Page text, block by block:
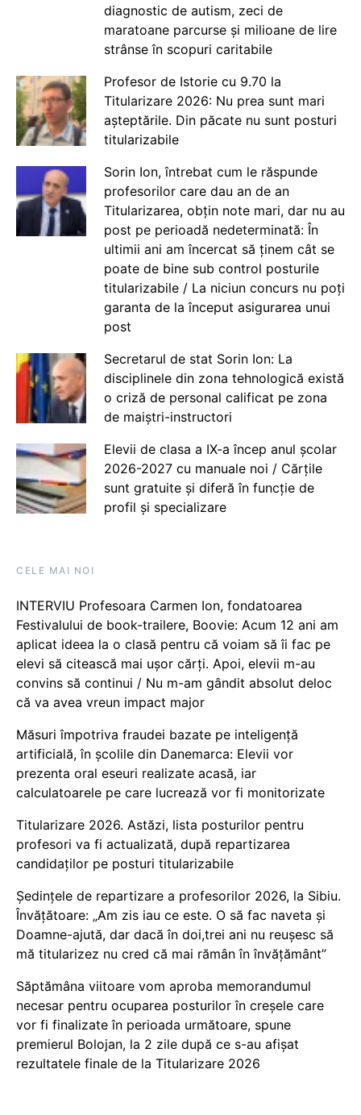
diagnostic de autism, zeci de
maratoane parcurse și milioane de lire
strânse în scopuri caritabile
Profesor de Istorie cu 9.70 la
Titularizare 2026: Nu prea sunt mari
așteptările. Din păcate nu sunt posturi
titularizabile
Sorin Ion, întrebat cum le răspunde
profesorilor care dau an de an
Titularizarea, obțin note mari, dar nu au
post pe perioadă nedeterminată: În
ultimii ani am încercat să ținem cât se
poate de bine sub control posturile
titularizabile / La niciun concurs nu poți
garanta de la început asigurarea unui
post
Secretarul de stat Sorin Ion: La
disciplinele din zona tehnologică există
o criză de personal calificat pe zona
de maiștri-instructori
Elevii de clasa a IX-a încep anul școlar
2026-2027 cu manuale noi / Cărțile
sunt gratuite și diferă în funcție de
profil și specializare
CELE MAI NOI
INTERVIU Profesoara Carmen Ion, fondatoarea
Festivalului de book-trailere, Boovie: Acum 12 ani am
aplicat ideea la o clasă pentru că voiam să îi fac pe
elevi să citească mai ușor cărți. Apoi, elevii m-au
convins să continui / Nu m-am gândit absolut deloc
că va avea vreun impact major
Măsuri împotriva fraudei bazate pe inteligență
artificială, în școlile din Danemarca: Elevii vor
prezenta oral eseuri realizate acasă, iar
calculatoarele pe care lucrează vor fi monitorizate
Titularizare 2026. Astăzi, lista posturilor pentru
profesori va fi actualizată, după repartizarea
candidaților pe posturi titularizabile
Ședințele de repartizare a profesorilor 2026, la Sibiu.
Învățătoare: „Am zis iau ce este. O să fac naveta și
Doamne-ajută, dar dacă în doi,trei ani nu reușesc să
mă titularizez nu cred că mai rămân în învățământ”
Săptămâna viitoare vom aproba memorandumul
necesar pentru ocuparea posturilor în creșele care
vor fi finalizate în perioada următoare, spune
premierul Bolojan, la 2 zile după ce s-au afișat
rezultatele finale de la Titularizare 2026